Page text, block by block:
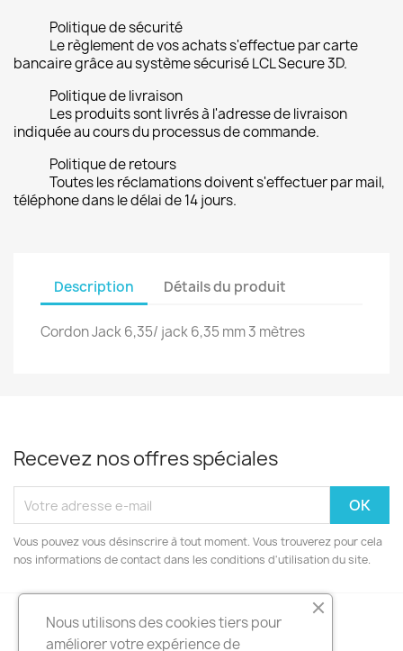
Politique de sécurité
Le règlement de vos achats s'effectue par carte
bancaire grâce au système sécurisé LCL Secure 3D.
Politique de livraison
Les produits sont livrés à l'adresse de livraison
indiquée au cours du processus de commande.
Politique de retours
Toutes les réclamations doivent s'effectuer par mail,
téléphone dans le délai de 14 jours.
Description Détails du produit
Cordon Jack 6,35/ jack 6,35 mm 3 mètres
Recevez nos offres spéciales
Vous pouvez vous désinscrire à tout moment. Vous trouverez pour cela
nos informations de contact dans les conditions d'utilisation du site.
Nous utilisons des cookies tiers pour
améliorer votre expérience de